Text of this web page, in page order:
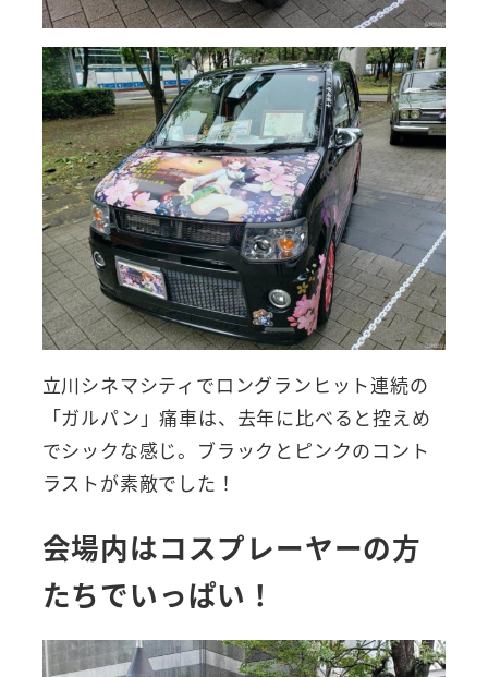
立川シネマシティでロングランヒット連続の
「ガルパン」痛車は、去年に比べると控えめ
でシックな感じ。ブラックとピンクのコント
ラストが素敵でした！
会場内はコスプレーヤーの方
たちでいっぱい！